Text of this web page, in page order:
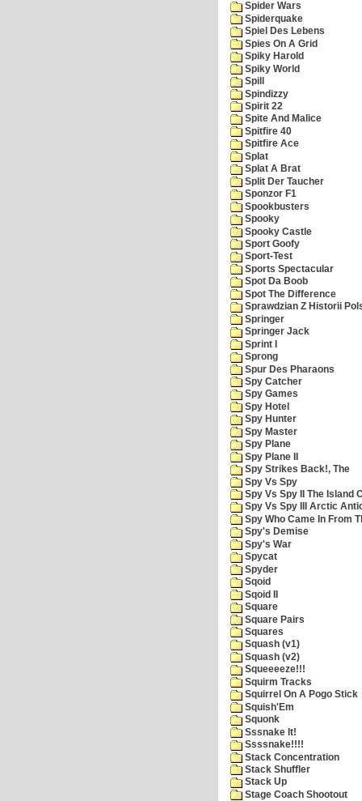
Spider Wars
Spiderquake
Spiel Des Lebens
Spies On A Grid
Spiky Harold
Spiky World
Spill
Spindizzy
Spirit 22
Spite And Malice
Spitfire 40
Spitfire Ace
Splat
Splat A Brat
Split Der Taucher
Sponzor F1
Spookbusters
Spooky
Spooky Castle
Sport Goofy
Sport-Test
Sports Spectacular
Spot Da Boob
Spot The Difference
Sprawdzian Z Historii
Springer
Springer Jack
Sprint I
Sprong
Spur Des Pharaons
Spy Catcher
Spy Games
Spy Hotel
Spy Hunter
Spy Master
Spy Plane
Spy Plane II
Spy Strikes Back!, The
Spy Vs Spy
Spy Vs Spy II The Island
Spy Vs Spy III Arctic
Spy Who Came In From
Spy's Demise
Spy's War
Spycat
Spyder
Sqoid
Sqoid II
Square
Square Pairs
Squares
Squash (v1)
Squash (v2)
Squeeeeze!!!
Squirm Tracks
Squirrel On A Pogo Stick
Squish'Em
Squonk
Sssnake It!
Ssssnake!!!!
Stack Concentration
Stack Shuffler
Stack Up
Stage Coach Shootout